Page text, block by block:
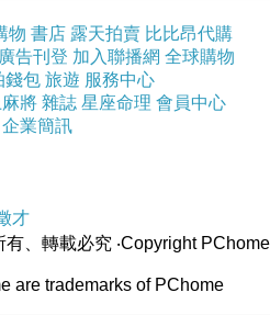
物 書店 露天拍賣 比比昂代購
廣告刊登 加入聯播網 全球購物
錢包 旅遊 服務中心
將 雜誌 星座命理 會員中心
企業簡訊
才
有、轉載必究 ‧Copyright PChome
are trademarks of PChome